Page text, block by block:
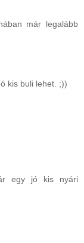
már legalább
kis buli lehet. ;))
egy jó kis nyári